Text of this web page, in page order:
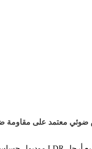
معتمد على مقاومة